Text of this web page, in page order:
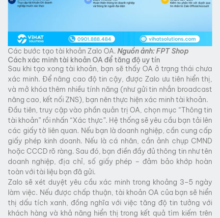
Các bước tạo tài khoản Zalo OA. Nguồn ảnh: FPT Shop
Cách xác minh tài khoản OA để tăng độ uy tín
Sau khi tạo xong tài khoản, bạn sẽ thấy OA ở trạng thái chưa
xác minh. Để nâng cao độ tin cậy, được Zalo ưu tiên hiển thị,
và mở khóa thêm nhiều tính năng (như gửi tin nhắn broadcast
nâng cao, kết nối ZNS), bạn nên thực hiện xác minh tài khoản.
Đầu tiên, truy cập vào phần quản trị OA, chọn mục “Thông tin
tài khoản” rồi nhấn “Xác thực”. Hệ thống sẽ yêu cầu bạn tải lên
các giấy tờ liên quan. Nếu bạn là doanh nghiệp, cần cung cấp
giấy phép kinh doanh. Nếu là cá nhân, cần ảnh chụp CMND
hoặc CCCD rõ ràng. Sau đó, bạn điền đầy đủ thông tin như tên
doanh nghiệp, địa chỉ, số giấy phép – đảm bảo khớp hoàn
toàn với tài liệu bạn đã gửi.
Zalo sẽ xét duyệt yêu cầu xác minh trong khoảng 3–5 ngày
làm việc. Nếu được chấp thuận, tài khoản OA của bạn sẽ hiển
thị dấu tích xanh, đồng nghĩa với việc tăng độ tin tưởng với
khách hàng và khả năng hiển thị trong kết quả tìm kiếm trên